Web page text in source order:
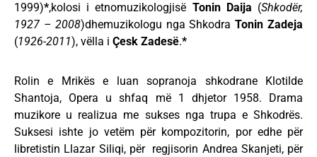
1999)*,kolosi i etnomuzikologjisë Tonin Daija (Shkodër,
1927 – 2008)dhemuzikologu nga Shkodra Tonin Zadeja
(1926-2011), vëlla i Çesk Zadesë.*
Rolin e Mrikës e luan sopranoja shkodrane Klotilde
Shantoja, Opera u shfaq më 1 dhjetor 1958. Drama
muzikore u realizua me sukses nga trupa e Shkodrës.
Suksesi ishte jo vetëm për kompozitorin, por edhe për
libretistin Llazar Siliqi, për regjisorin Andrea Skanjeti, për